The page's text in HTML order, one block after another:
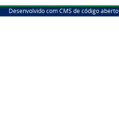
Desenvolvido com CMS de código aberto